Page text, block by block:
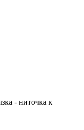
- ниточка к